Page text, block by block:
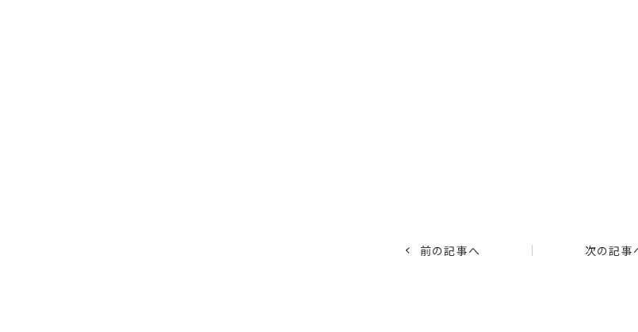
前の記事へ 次の記事